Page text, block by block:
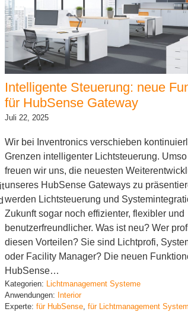
Intelligente Steuerung: neue
für HubSense Gateway
Juli 22, 2025
Wir bei Inventronics verschieben
Grenzen intelligenter Lichtsteuerung.
freuen wir uns, die neuesten
unseres HubSense Gateways zu
werden Lichtsteuerung und
Zukunft sogar noch effizienter, flexibler und
benutzerfreundlicher. Was ist neu? Wer
diesen Vorteilen? Sie sind Lichtprofi,
oder Facility Manager? Die neuen
HubSense…
Kategorien: Lichtmanagement Systeme
Anwendungen: Interior
Experte:für HubSense, für Lichtmanagement